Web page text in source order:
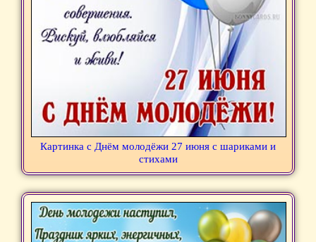
Картинка с Днём молодёжи 27 июня с шариками и
стихами